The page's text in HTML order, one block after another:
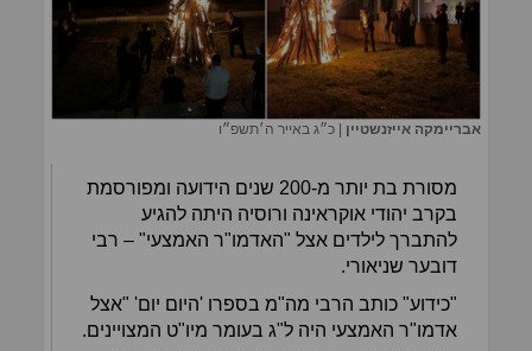
אבריימקה אייזנשטיין |כ״ג באייר ה׳תשפ״ו
מסורת בת יותר מ-200 שנים הידועה ומפורסמת
בקרב יהודי אוקראינה ורוסיה היתה להגיע
להתברך לילדים אצל "האדמו"ר האמצעי" – רבי
דובער שניאורי.
"כידוע" כותב הרבי מה"מ בספרו 'היום יום' "אצל
אדמו"ר האמצעי היה ל"ג בעומר מיו"ט המצויינים.